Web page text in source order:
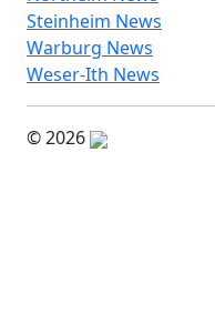
Steinheim News
Warburg News
Weser-Ith News
© 2026